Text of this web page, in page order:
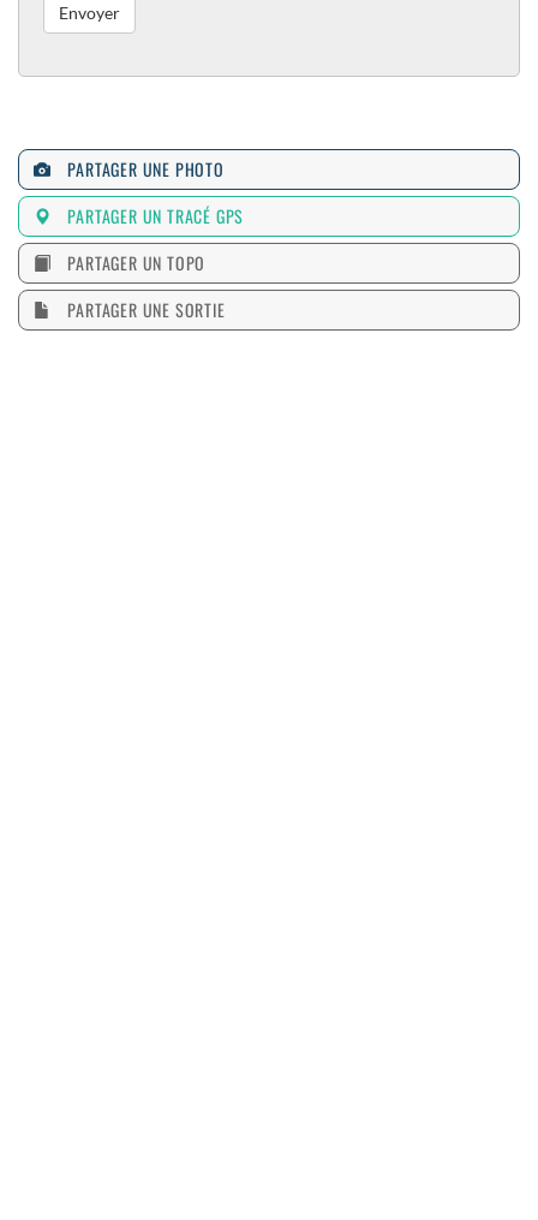
PARTAGER UNE PHOTO
PARTAGER UN TRACÉ GPS
PARTAGER UN TOPO
PARTAGER UNE SORTIE